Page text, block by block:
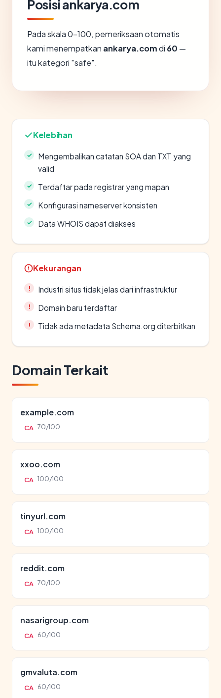
Posisi ankarya.com
Pada skala 0-100, pemeriksaan otomatis
kami menempatkan ankarya.comdi 60 —
itu kategori "safe".
Kelebihan
Mengembalikan catatan SOA dan TXT yang
valid
Terdaftar pada registrar yang mapan
Konfigurasi nameserver konsisten
Data WHOIS dapat diakses
Kekurangan
Industri situs tidak jelas dari infrastruktur
Domain baru terdaftar
Tidak ada metadata Schema.org diterbitkan
Domain Terkait
example.com
CA 70/100
xxoo.com
CA 100/100
tinyurl.com
CA 100/100
reddit.com
CA 70/100
nasarigroup.com
CA 60/100
gmvaluta.com
CA 60/100